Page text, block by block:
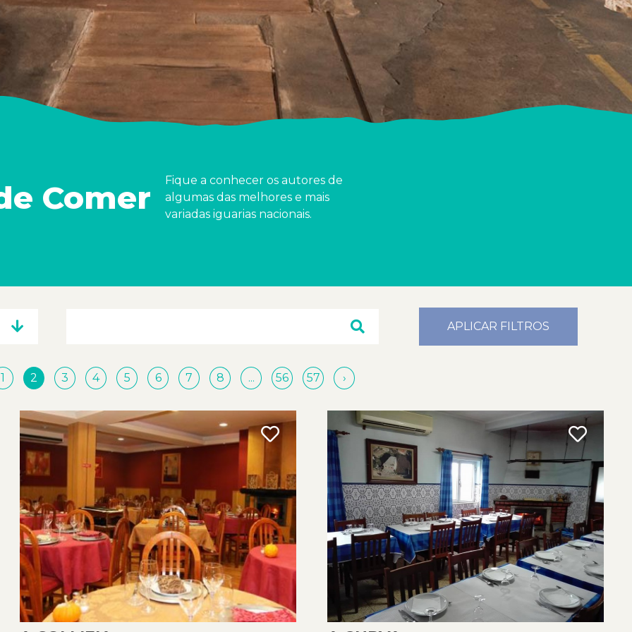
Comer
Fique a conhecer os autores de
algumas das melhores e mais
variadas iguarias nacionais.
APLICAR FILTROS
1 2 3 4 5 6 7 8 ... 56 57 ›